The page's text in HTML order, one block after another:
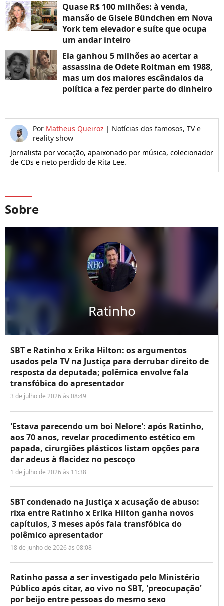
Quase R$ 100 milhões: à venda,
mansão de Gisele Bündchen em Nova
York tem elevador e suíte que ocupa
um andar inteiro
Ela ganhou 5 milhões ao acertar a
assassina de Odete Roitman em 1988,
mas um dos maiores escândalos da
política a fez perder parte do dinheiro
Por Matheus Queiroz | Notícias dos famosos, TV e
reality show
Jornalista por vocação, apaixonado por música, colecionador
de CDs e neto perdido de Rita Lee.
Sobre
Ratinho
SBT e Ratinho x Erika Hilton: os argumentos
usados pela TV na Justiça para derrubar direito de
resposta da deputada; polêmica envolve fala
transfóbica do apresentador
3 de julho de 2026 às 08:49
'Estava parecendo um boi Nelore': após Ratinho,
aos 70 anos, revelar procedimento estético em
papada, cirurgiões plásticos listam opções para
dar adeus à flacidez no pescoço
1 de julho de 2026 às 11:38
SBT condenado na Justiça x acusação de abuso:
rixa entre Ratinho x Erika Hilton ganha novos
capítulos, 3 meses após fala transfóbica do
polêmico apresentador
18 de junho de 2026 às 08:08
Ratinho passa a ser investigado pelo Ministério
Público após citar, ao vivo no SBT, 'preocupação'
por beijo entre pessoas do mesmo sexo